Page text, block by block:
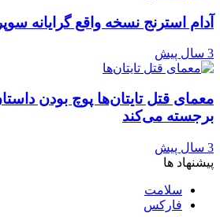
آدام استرنج نسخه واقع
3 سال پیش
معمای قتل تایتان‌ها پوچ بودن
برجسته می‌کند
3 سال پیش
پیشنهاد ها
سلامت
فارکس